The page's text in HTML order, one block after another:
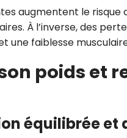
augmentent le
À l’inverse, des
une faiblesse
poids et
équilibrée et